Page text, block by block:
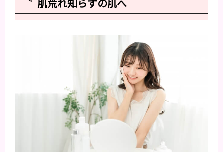
肌荒れ知らずの肌へ